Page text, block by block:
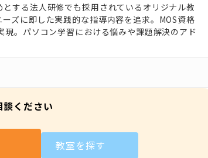
する法人研修でも採用されているオリジナル教
ズに即した実践的な指導内容を追求。MOS資格
。パソコン学習における悩みや課題解決のアド
ください
教室を探す